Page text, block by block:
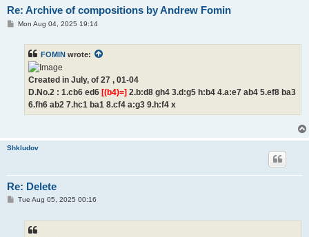
Re: Archive of compositions by Andrew Fomin
PMon Aug 04, 2025 19:14
FOMIN wrote:
Created in July, of 27 , 01-04
D.No.2 : 1.cb6 ed6 [(b4)=] 2.b:d8 gh4 3.d:g5 h:b4 4.a:e7 ab4 5.ef8 ba3
6.fh6 ab2 7.hc1 ba1 8.cf4 a:g3 9.h:f4 x
Shkludov
Re: Delete
PTue Aug 05, 2025 00:16